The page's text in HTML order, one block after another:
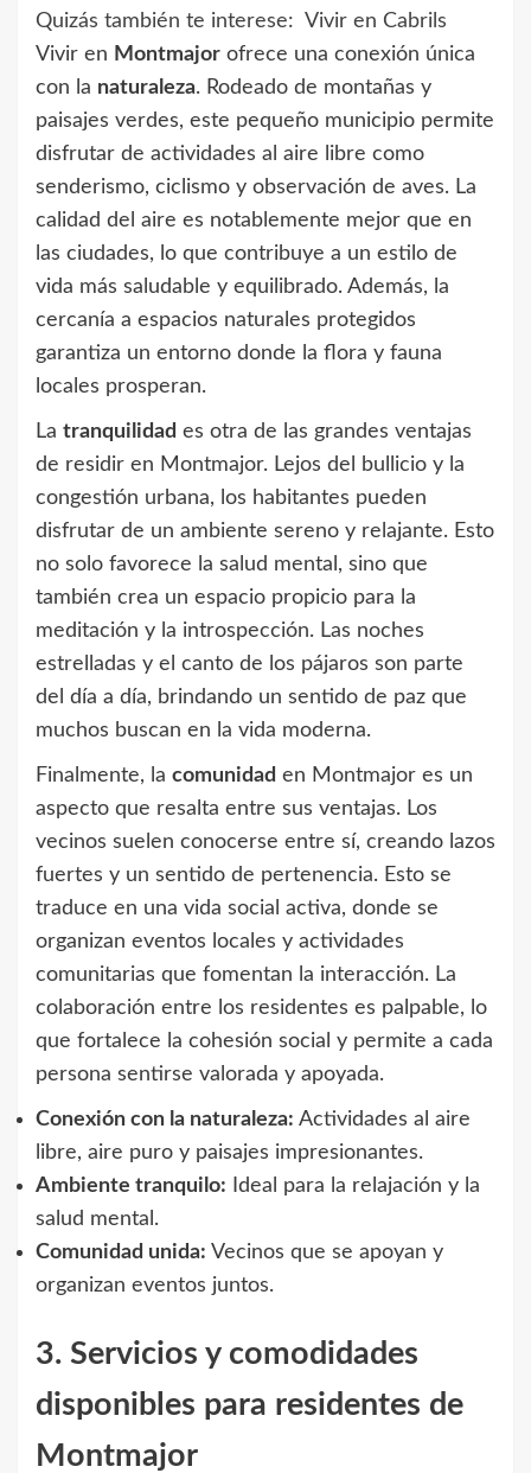
Quizás también te interese: Vivir en Cabrils
Vivir en Montmajor ofrece una conexión única
con la naturaleza. Rodeado de montañas y
paisajes verdes, este pequeño municipio permite
disfrutar de actividades al aire libre como
senderismo, ciclismo y observación de aves. La
calidad del aire es notablemente mejor que en
las ciudades, lo que contribuye a un estilo de
vida más saludable y equilibrado. Además, la
cercanía a espacios naturales protegidos
garantiza un entorno donde la flora y fauna
locales prosperan.
La tranquilidad es otra de las grandes ventajas
de residir en Montmajor. Lejos del bullicio y la
congestión urbana, los habitantes pueden
disfrutar de un ambiente sereno y relajante. Esto
no solo favorece la salud mental, sino que
también crea un espacio propicio para la
meditación y la introspección. Las noches
estrelladas y el canto de los pájaros son parte
del día a día, brindando un sentido de paz que
muchos buscan en la vida moderna.
Finalmente, la comunidad en Montmajor es un
aspecto que resalta entre sus ventajas. Los
vecinos suelen conocerse entre sí, creando lazos
fuertes y un sentido de pertenencia. Esto se
traduce en una vida social activa, donde se
organizan eventos locales y actividades
comunitarias que fomentan la interacción. La
colaboración entre los residentes es palpable, lo
que fortalece la cohesión social y permite a cada
persona sentirse valorada y apoyada.
Conexión con la naturaleza: Actividades al aire
libre, aire puro y paisajes impresionantes.
Ambiente tranquilo: Ideal para la relajación y la
salud mental.
Comunidad unida: Vecinos que se apoyan y
organizan eventos juntos.
3. Servicios y comodidades
disponibles para residentes de
Montmajor